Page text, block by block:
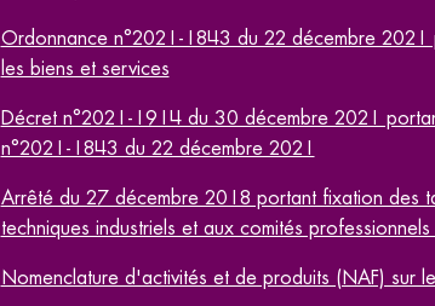
Ordonnance n°2021-1843 du 22 décembre 2021
les biens et services
Décret n°2021-1914 du 30 décembre 2021
n°2021-1843 du 22 décembre 2021
Arrêté du 27 décembre 2018 portant fixation des
techniques industriels et aux comités
Nomenclature d'activités et de produits (NAF) sur